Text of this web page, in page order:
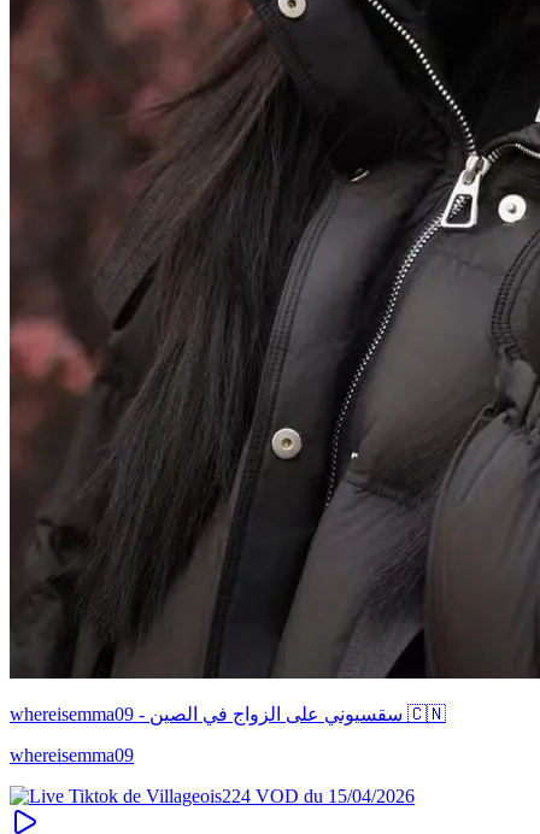
whereisemma09 - سقسيوني على الزواج في الصين 🇨🇳
whereisemma09